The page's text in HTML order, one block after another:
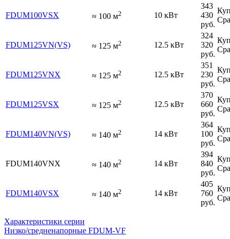
FDUM100VSX ≈ 100 м2 10 кВт
343
430
руб.
FDUM125VN(VS) ≈ 125 м2 12.5 кВт
324
320
руб.
FDUM125VNX ≈ 125 м2 12.5 кВт
351
230
руб.
FDUM125VSX ≈ 125 м2 12.5 кВт
370
660
руб.
FDUM140VN(VS) ≈ 140 м2 14 кВт
364
100
руб.
FDUM140VNX ≈ 140 м2 14 кВт
394
840
руб.
FDUM140VSX ≈ 140 м2 14 кВт
405
760
руб.
Характеристики серии
Низко/средненапорные FDUM-VF